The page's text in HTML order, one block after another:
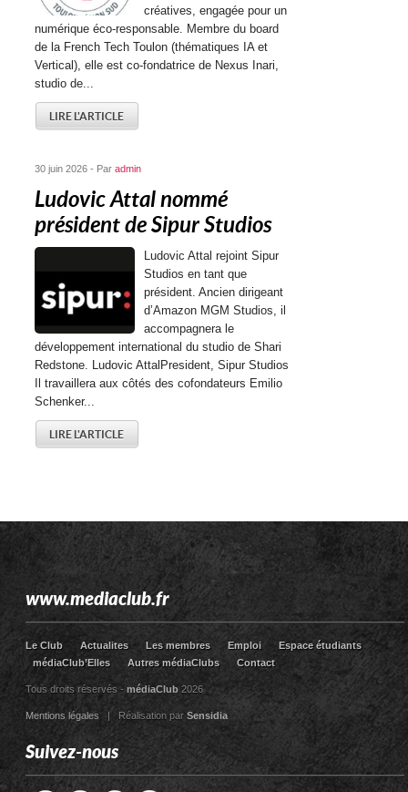
créatives, engagée pour un
numérique éco-responsable. Membre du board
de la French Tech Toulon (thématiques IA et
Vertical), elle est co-fondatrice de Nexus Inari,
studio de...
LIRE L'ARTICLE
30 juin 2026 - Paradmin
Ludovic Attal nommé
président de Sipur Studios
Ludovic Attal rejoint Sipur
Studios en tant que
président. Ancien dirigeant
d’Amazon MGM Studios, il
accompagnera le
développement international du studio de Shari
Redstone. Ludovic AttalPresident, Sipur Studios
Il travaillera aux côtés des cofondateurs Emilio
Schenker...
LIRE L'ARTICLE
www.mediaclub.fr
Le Club Actualites Les membres Emploi
Espace étudiants
médiaClub’Elles
Autres médiaClubs Contact
Tous droits réservés -médiaClub 2026
Mentions légales| Réalisation parSensidia
Suivez-nous